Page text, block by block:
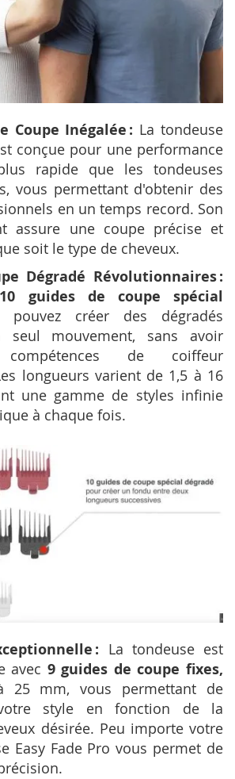
Coupe Inégalée : La tondeuse
conçue pour une performance
rapide que les tondeuses
vous permettant d'obtenir des
en un temps record. Son
assure une coupe précise et
soit le type de cheveux.
Dégradé Révolutionnaires :
10 guides
de coupe spécial
créer des dégradés
mouvement, sans avoir
de coiffeur
longueurs varient de 1,5 à 16
une gamme de styles infinie
à chaque fois.
: La tondeuse est
avec 9 guides de coupe fixes,
25 mm, vous permettant de
style en fonction de la
désirée. Peu importe votre
Easy Fade Pro vous permet de